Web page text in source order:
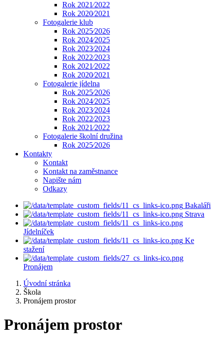
Rok 2021⁄2022
Rok 2020⁄2021
Fotogalerie klub
Rok 2025⁄2026
Rok 2024⁄2025
Rok 2023⁄2024
Rok 2022⁄2023
Rok 2021⁄2022
Rok 2020⁄2021
Fotogalerie jídelna
Rok 2025⁄2026
Rok 2024⁄2025
Rok 2023⁄2024
Rok 2022⁄2023
Rok 2021⁄2022
Fotogalerie školní družina
Rok 2025⁄2026
Kontakty
Kontakt
Kontakt na zaměstnance
Napište nám
Odkazy
Bakaláři
Strava
Jídelníček
Ke
stažení
Pronájem
Úvodní stránka
Škola
Pronájem prostor
Pronájem prostor